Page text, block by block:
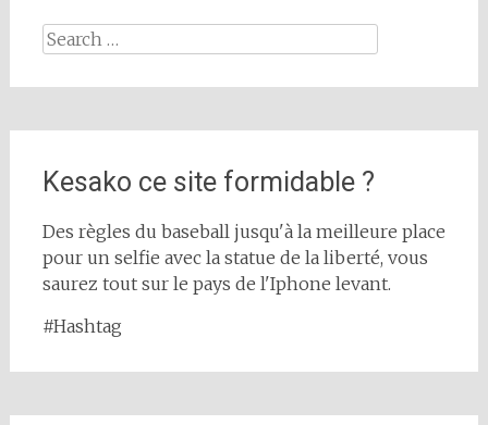
Search
Kesako ce site formidable ?
Des règles du baseball jusqu'à la meilleure place
pour un selfie avec la statue de la liberté, vous
saurez tout sur le pays de l'Iphone levant.
#Hashtag